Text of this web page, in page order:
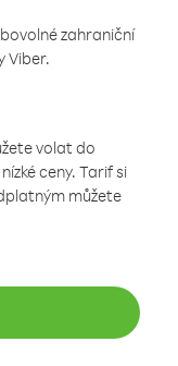
zahraniční
Viber.
volat do
ceny. Tarif si
můžete